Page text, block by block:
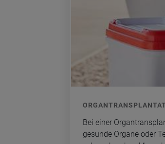
Bei einer
ge­sun­de Or­ga­ne oder